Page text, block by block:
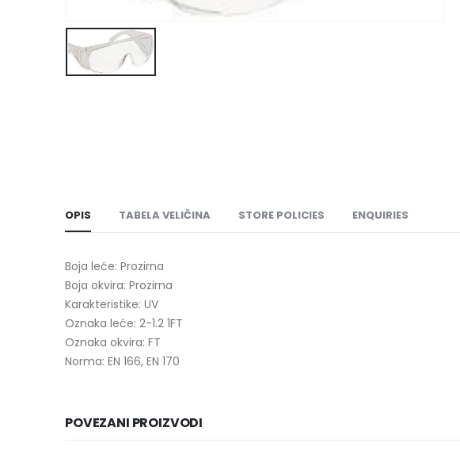
OPIS TABELA VELIČINA STORE POLICIES ENQUIRIES
Boja leće: Prozirna
Boja okvira: Prozirna
Karakteristike: UV
Oznaka leće: 2-1.2 1FT
Oznaka okvira: FT
Norma: EN 166, EN 170
POVEZANI PROIZVODI